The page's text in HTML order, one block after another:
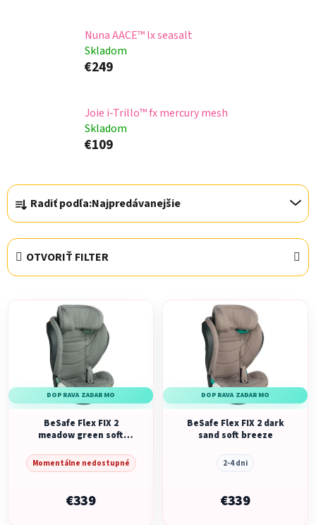
Nuna AACE™ lx seasalt
Skladom
€249
Joie i-Trillo™ fx mercury mesh
Skladom
€109
R
a
d
e
n
u
k
Radiť podľa:Najpredávanejšie
OTVORIŤ FILTER
p
r
DOPRAVA ZADARMO
BeSafe Flex FIX 2
meadow green soft
Momentálne nedostupné
€339
DOPRAVA ZADARMO
BeSafe Flex FIX 2 dark
sand soft breeze
2-4 dni
€339